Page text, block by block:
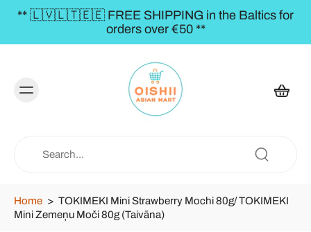
🇱🇻🇱🇹🇪🇪 FREE SHIPPING in the Baltics for
orders over €50 **
Home > TOKIMEKI Mini Strawberry Mochi 80g/ TOKIMEKI
Mini Zemeņu Moči 80g (Taivāna)